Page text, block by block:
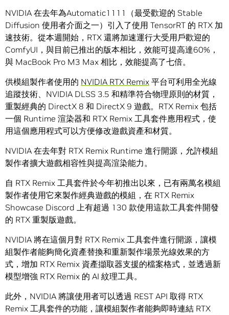
NVIDIA 在去年為Automatic1111 （最受歡迎的 Stable
Diffusion 使用者介面之一）引入了使用 TensorRT 的 RTX 加
速技術。從本週開始， RTX 還將加速運行大受用戶歡迎的
ComfyUI ，與目前已推出的版本相比，效能可提高達60% ，
與 MacBook Pro M3 Max 相比，效能提高了七倍。
供模組製作者使用的 NVIDIA RTX Remix 平台可利用全光線
追蹤技術、 NVIDIA DLSS 3.5 和精準符合物理原則的材質，
重製經典的 DirectX 8 和 DirectX 9 遊戲。 RTX Remix 包括
一個 Runtime 渲染器和 RTX Remix 工具套件應用程式，使
用這個應用程式可以方便修改遊戲資產和材質。
NVIDIA 在去年對 RTX Remix Runtime 進行開源，允許模組
製作者擴大遊戲相容性與提高渲染能力。
自 RTX Remix 工具套件於今年初推出以來，已有兩萬名模組
製作者使用它來製作經典遊戲的模組，在 RTX Remix
Showcase Discord 上有超過 130 款使用這款工具套件開發
的 RTX 重製版遊戲。
NVIDIA 將在這個月對 RTX Remix 工具套件進行開源，讓模
組製作者能夠簡化資產替換和重新製作場景光線效果的方
式，增加 RTX Remix 資產擷取器支援的檔案格式，並透過新
模型增強 RTX Remix 的 AI 紋理工具。
此外， NVIDIA 將讓使用者可以透過 REST API 取得 RTX
Remix 工具套件的功能，讓模組製作者能夠即時連結 RTX